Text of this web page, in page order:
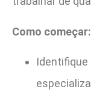
Como começar:
Identifique